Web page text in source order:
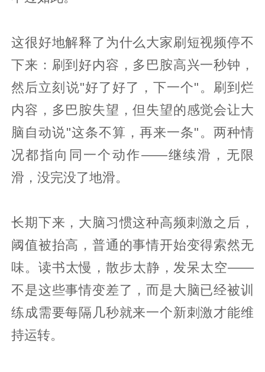
这很好地解释了为什么大家刷短视频停不
下来：刷到好内容，多巴胺高兴一秒钟，
然后立刻说"好了好了，下一个"。刷到烂
内容，多巴胺失望，但失望的感觉会让大
脑自动说"这条不算，再来一条"。两种情
况都指向同一个动作——继续滑，无限
滑，没完没了地滑。
长期下来，大脑习惯这种高频刺激之后，
阈值被抬高，普通的事情开始变得索然无
味。读书太慢，散步太静，发呆太空——
不是这些事情变差了，而是大脑已经被训
练成需要每隔几秒就来一个新刺激才能维
持运转。